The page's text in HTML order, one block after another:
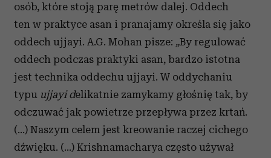
osób, które stoją parę metrów dalej. Oddech
ten w praktyce asan i pranajamy określa się jako
oddech ujjayi. A.G. Mohan pisze: „By regulować
oddech podczas praktyki asan, bardzo istotna
jest technika oddechu ujjayi. W oddychaniu
typu ujjayi delikatnie zamykamy głośnię tak, by
odczuwać jak powietrze przepływa przez krtań.
(…) Naszym celem jest kreowanie raczej cichego
dźwięku. (…) Krishnamacharya często używał